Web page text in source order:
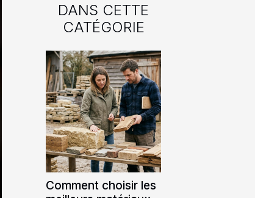
DANS CETTE
CATÉGORIE
Comment choisir les